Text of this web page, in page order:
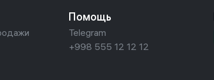
Помощь
Telegram
+998 555 12 12 12